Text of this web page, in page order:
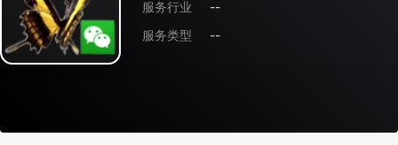
服务行业
--
服务类型
--